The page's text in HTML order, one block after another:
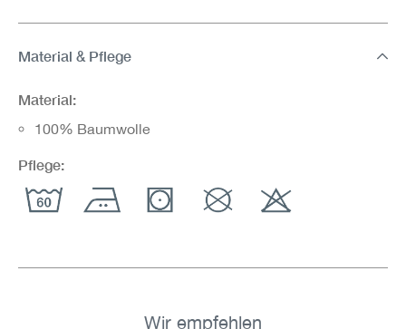
Material & Pflege
Material:
100% Baumwolle
Pflege:
Wir empfehlen